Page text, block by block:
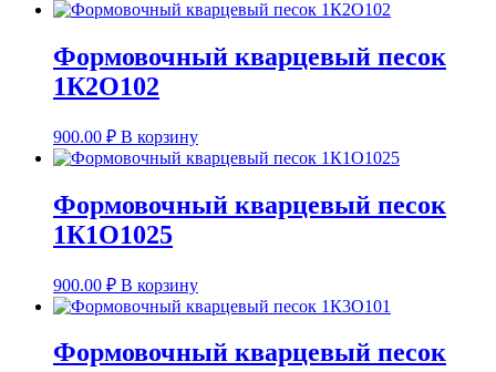
Формовочный кварцевый песок
1К2О102
900.00 ₽ В корзину
Формовочный кварцевый песок
1К1О1025
900.00 ₽ В корзину
Формовочный кварцевый песок